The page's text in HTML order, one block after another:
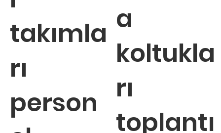
takımla
rı
person
a
koltukla
rı
toplantı